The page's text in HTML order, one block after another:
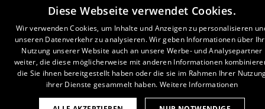
Diese Webseite verwendet Cookies.
Wir verwenden Cookies, um Inhalte und Anzeigen zu personalisieren
unseren Datenverkehr zu analysieren. Wir geben Informationen über
Nutzung unserer Website auch an unsere Werbe- und Analysepartner
weiter, die diese möglicherweise mit anderen Informationen
die Sie ihnen bereitgestellt haben oder die sie im Rahmen Ihrer
ihrer Dienste gesammelt haben. Weitere Informationen